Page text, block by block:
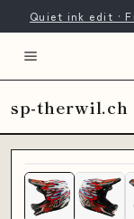
Quiet ink edit ·
sp-therwil.ch